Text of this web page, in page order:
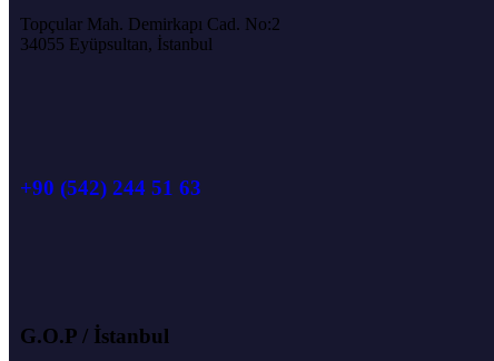
Topçular Mah. Demirkapı Cad. No:2
34055 Eyüpsultan, İstanbul
+90 (542) 244 51 63
G.O.P / İstanbul